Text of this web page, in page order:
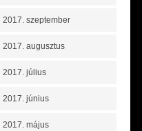
2017. szeptember
2017. augusztus
2017. július
2017. június
2017. május